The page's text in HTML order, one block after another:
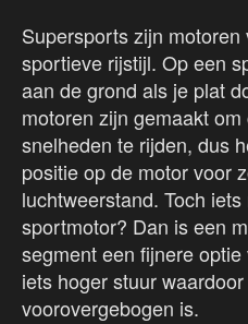
Supersports zijn
sportieve rijstijl. Op een
aan de grond als je plat
motoren zijn gemaakt
snelheden te rijden, dus
positie op de motor voor
luchtweerstand. Toch
sportmotor? Dan is een
segment een fijnere
iets hoger stuur
voorovergebogen is.